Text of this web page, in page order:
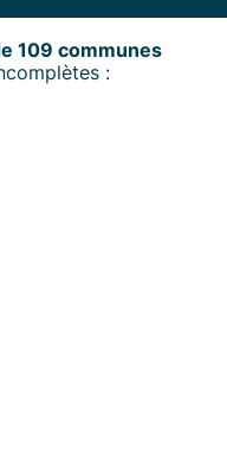
109 communes
: